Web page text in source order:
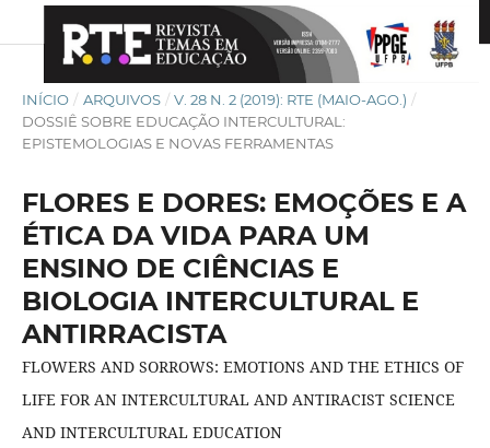
INÍCIO / ARQUIVOS / V. 28 N. 2 (2019): RTE (MAIO-AGO.) /
DOSSIÊ SOBRE EDUCAÇÃO INTERCULTURAL:
EPISTEMOLOGIAS E NOVAS FERRAMENTAS
FLORES E DORES: EMOÇÕES E A
ÉTICA DA VIDA PARA UM
ENSINO DE CIÊNCIAS E
BIOLOGIA INTERCULTURAL E
ANTIRRACISTA
FLOWERS AND SORROWS: EMOTIONS AND THE ETHICS OF
LIFE FOR AN INTERCULTURAL AND ANTIRACIST SCIENCE
AND INTERCULTURAL EDUCATION